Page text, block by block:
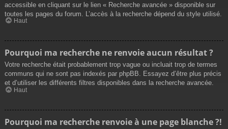
accessible en cliquant sur le lien « Recherche avancée » disponible sur
toutes les pages du forum. L’accès à la recherche dépend du style utilisé.
Haut
Pourquoi ma recherche ne renvoie aucun résultat ?
Votre recherche était probablement trop vague ou incluait trop de termes
communs qui ne sont pas indexés par phpBB. Essayez d’être plus précis
et d’utiliser les différents filtres disponibles dans la recherche avancée.
Haut
Pourquoi ma recherche renvoie à une page blanche ?!